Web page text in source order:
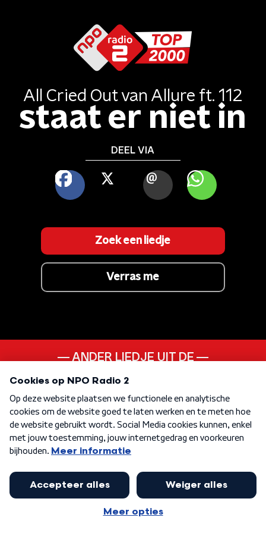
All Cried Outvan Allure ft. 112
staat er niet in
DEEL VIA
FACEBOOK
X MAIL WHATSAPP
Zoek een liedje
Verras me
ANDER LIEDJE UIT DE
00s
KEN JE DEZE NOG
Dance Monkey
KEN JE DEZE NOG
Next To Me